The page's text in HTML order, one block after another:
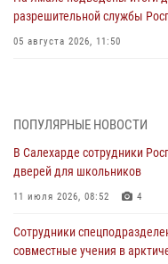
разрешительной службы
05 августа 2026, 11:50
03 августа 2026, 07:21 2
Генерал-полковник Юрий
молодёжном
03 августа 2026, 06:54
Директор Росгвардии Герой
поздравил специалистов
ПОПУЛЯРНЫЕ НОВОСТИ
В Салехарде сотрудники
дверей для школьников
11 июля 2026, 08:52 4
Сотрудники
совместные учения в